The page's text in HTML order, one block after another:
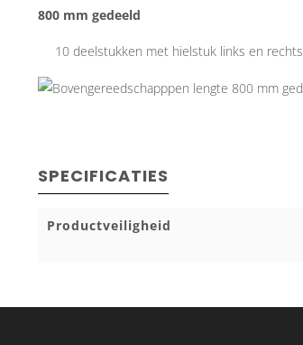
800 mm gedeeld
10 deelstukken met hielstuk links en rechts
SPECIFICATIES
Productveiligheid